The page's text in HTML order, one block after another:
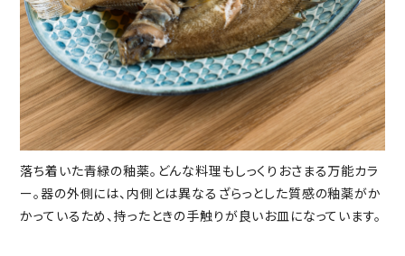
落ち着いた青緑の釉薬。どんな料理もしっくりおさまる万能カラ
ー。器の外側には、内側とは異なるざらっとした質感の釉薬がか
かっているため、持ったときの手触りが良いお皿になっています。